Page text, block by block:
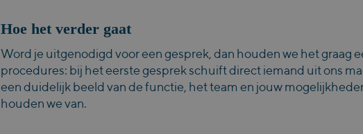
Hoe het verder gaat
Word je uitgenodigd voor een gesprek, dan houden we het graag
procedures: bij het eerste gesprek schuift direct iemand uit ons
een duidelijk beeld van de functie, het team en jouw
houden we van.